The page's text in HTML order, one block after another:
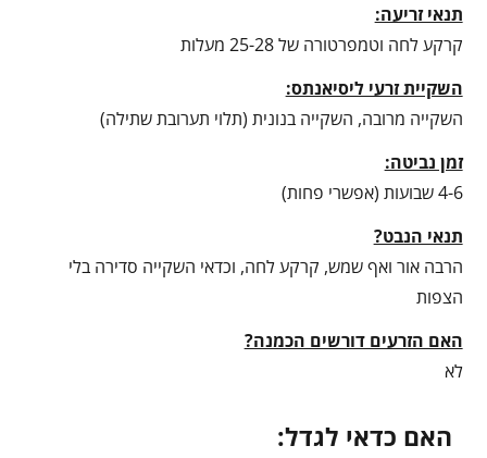
תנאי זריעה:
קרקע לחה וטמפרטורה של 25-28 מעלות
השקיית זרעי ליסיאנתס:
השקייה מרובה, השקייה בנונית (תלוי תערובת שתילה)
זמן נביטה:
4-6 שבועות (אפשרי פחות)
תנאי הנבט?
הרבה אור ואף שמש, קרקע לחה, וכדאי השקייה סדירה בלי
הצפות
האם הזרעים דורשים הכמנה?
לא
האם כדאי לגדל: